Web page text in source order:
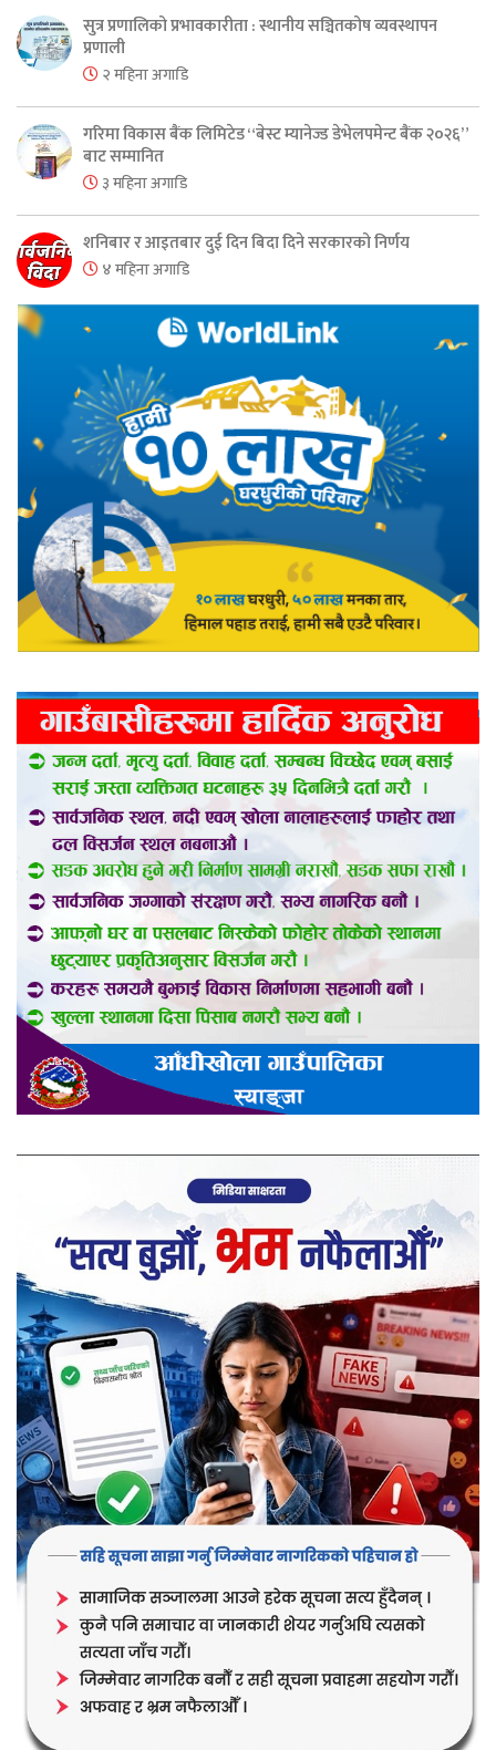
सुत्र प्रणालिको प्रभावकारीता : स्थानीय सञ्चितकोष व्यवस्थापन
प्रणाली
२ महिना अगाडि
गरिमा विकास बैंक लिमिटेड “बेस्ट म्यानेज्ड डेभेलपमेन्ट बैंक २०२६”
बाट सम्मानित
३ महिना अगाडि
शनिबार र आइतबार दुई दिन बिदा दिने सरकारको निर्णय
४ महिना अगाडि